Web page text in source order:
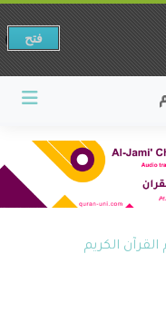
القرآن الكريم
فتح